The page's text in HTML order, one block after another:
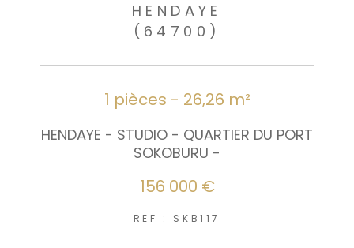
HENDAYE
(64700)
1 pièces - 26,26 m²
HENDAYE - STUDIO - QUARTIER DU PORT
SOKOBURU -
156 000 €
REF : SKB117